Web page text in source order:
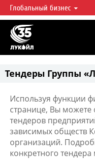
ЛУКОЙЛ СЕГОДНЯ
ЛУКОЙЛ — одна из крупнейших
нефтегазовых компаний в
мировой добычи нефти и
Глобальный бизнес
Тендеры Группы
Используя функции
странице, Вы можете
тендеров
зависимых обществ
организаций.
конкретного